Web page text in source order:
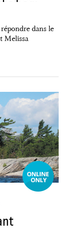
dans le
Melissa